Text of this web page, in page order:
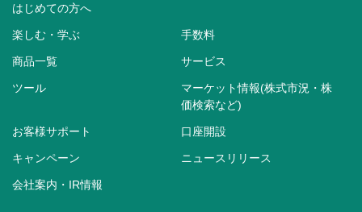
はじめての方へ
楽しむ・学ぶ 手数料
商品一覧 サービス
ツール
マーケット情報(株式市況・株
価検索など)
お客様サポート 口座開設
キャンペーン ニュースリリース
会社案内・IR情報